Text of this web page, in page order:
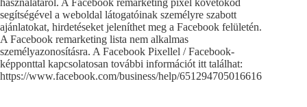
használatáról. A Facebook remarketing pixel követőkód
segítségével a weboldal látogatóinak személyre szabott
ajánlatokat, hirdetéseket jeleníthet meg a Facebook felületén.
A Facebook remarketing lista nem alkalmas
személyazonosításra. A Facebook Pixellel / Facebook-
képponttal kapcsolatosan további információt itt találhat:
https://www.facebook.com/business/help/651294705016616